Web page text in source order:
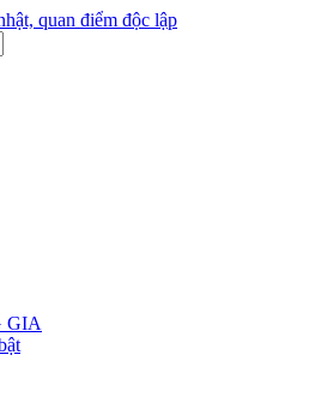
quan điểm độc lập
GIA